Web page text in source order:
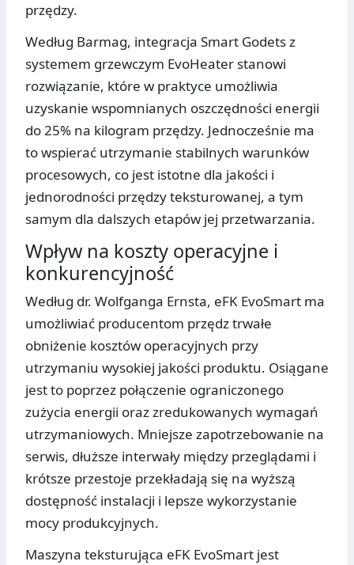
przędzy.
Według Barmag, integracja Smart Godets z
systemem grzewczym EvoHeater stanowi
rozwiązanie, które w praktyce umożliwia
uzyskanie wspomnianych oszczędności energii
do 25% na kilogram przędzy. Jednocześnie ma
to wspierać utrzymanie stabilnych warunków
procesowych, co jest istotne dla jakości i
jednorodności przędzy teksturowanej, a tym
samym dla dalszych etapów jej przetwarzania.
Wpływ na koszty operacyjne i
konkurencyjność
Według dr. Wolfganga Ernsta, eFK EvoSmart ma
umożliwiać producentom przędz trwałe
obniżenie kosztów operacyjnych przy
utrzymaniu wysokiej jakości produktu. Osiągane
jest to poprzez połączenie ograniczonego
zużycia energii oraz zredukowanych wymagań
utrzymaniowych. Mniejsze zapotrzebowanie na
serwis, dłuższe interwały między przeglądami i
krótsze przestoje przekładają się na wyższą
dostępność instalacji i lepsze wykorzystanie
mocy produkcyjnych.
Maszyna teksturująca eFK EvoSmart jest